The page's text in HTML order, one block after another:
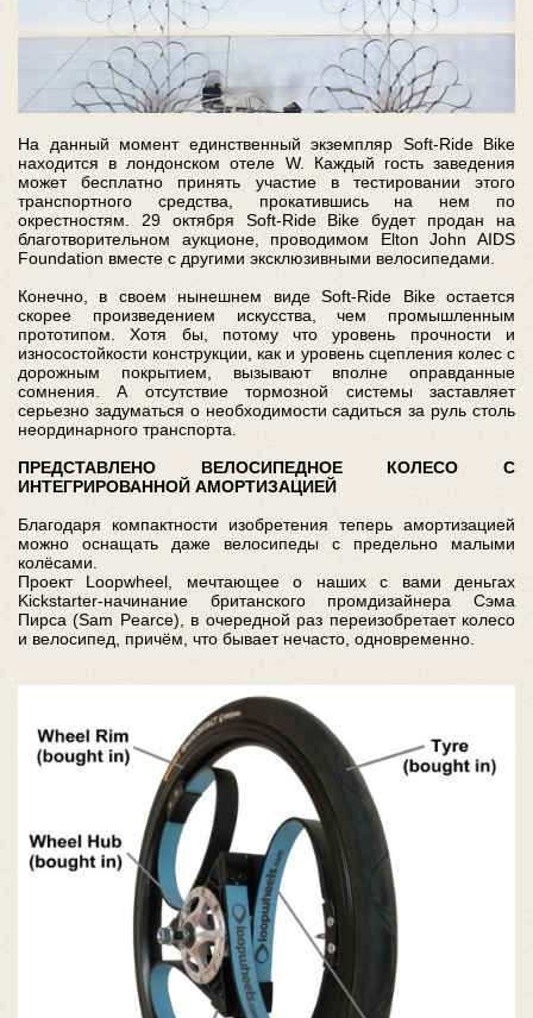
На данный момент единственный экземпляр Soft-Ride Bike
находится в лондонском отеле W. Каждый гость заведения
может бесплатно принять участие в тестировании этого
транспортного средства, прокатившись на нем по
окрестностям. 29 октября Soft-Ride Bike будет продан на
благотворительном аукционе, проводимом Elton John AIDS
Foundation вместе с другими эксклюзивными велосипедами.
Конечно, в своем нынешнем виде Soft-Ride Bike остается
скорее произведением искусства, чем промышленным
прототипом. Хотя бы, потому что уровень прочности и
износостойкости конструкции, как и уровень сцепления колес с
дорожным покрытием, вызывают вполне оправданные
сомнения. А отсутствие тормозной системы заставляет
серьезно задуматься о необходимости садиться за руль столь
неординарного транспорта.
ПРЕДСТАВЛЕНО ВЕЛОСИПЕДНОЕ КОЛЕСО С
ИНТЕГРИРОВАННОЙ АМОРТИЗАЦИЕЙ
Благодаря компактности изобретения теперь амортизацией
можно оснащать даже велосипеды с предельно малыми
колёсами.
Проект Loopwheel, мечтающее о наших с вами деньгах
Kickstarter-начинание британского промдизайнера Сэма
Пирса (Sam Pearce), в очередной раз переизобретает колесо
и велосипед, причём, что бывает нечасто, одновременно.